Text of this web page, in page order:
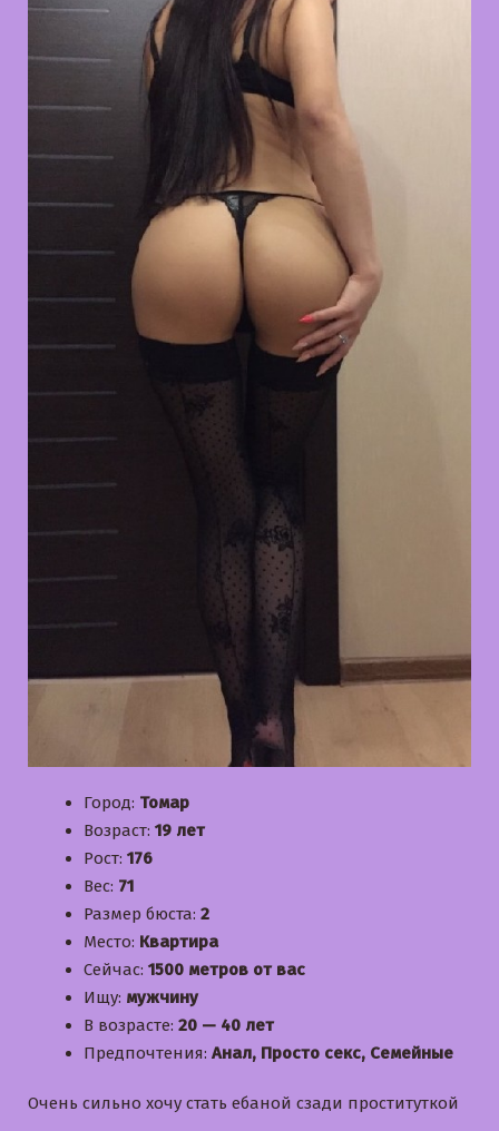
Город: Томар
Возраст: 19 лет
Рост: 176
Вес: 71
Размер бюста: 2
Место: Квартира
Сейчас: 1500 метров от вас
Ищу: мужчину
В возрасте: 20 — 40 лет
Предпочтения: Анал, Просто секс, Семейные
Очень сильно хочу стать ебаной сзади проституткой